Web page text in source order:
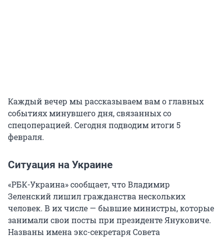
Каждый вечер мы рассказываем вам о главных
событиях минувшего дня, связанных со
спецоперацией. Сегодня подводим итоги 5
февраля.
Ситуация на Украине
«РБК-Украина» сообщает, что Владимир
Зеленский лишил гражданства нескольких
человек. В их числе — бывшие министры, которые
занимали свои посты при президенте Януковиче.
Названы имена экс-секретаря Совета